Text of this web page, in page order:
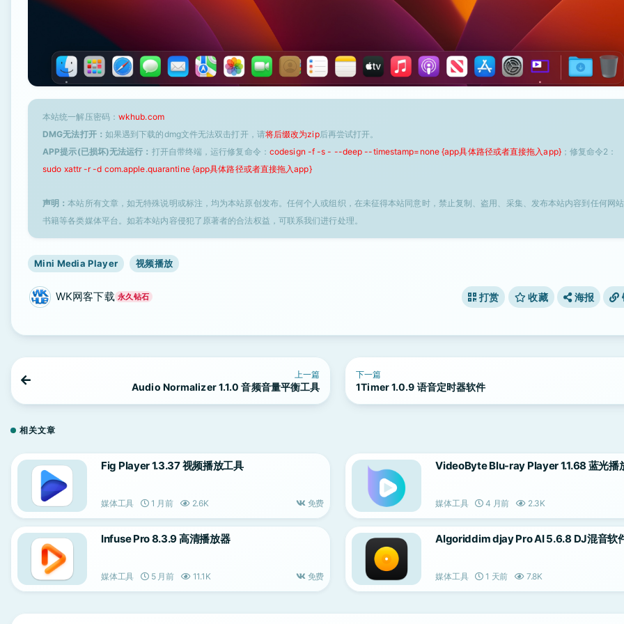
本站统一解压密码： wkhub.com
DMG无法打开： 如果遇到下载的dmg文件无法双击打开，请将后缀改为zip后再尝试打开。
APP提示(已损坏)无法运行： 打开自带终端，运行修复命令： codesign -f -s - --deep --timestamp=none {app具体路径或者直接拖入app}；修复命令2：
sudo xattr -r -d com.apple.quarantine {app具体路径或者直接拖入app}
声明：本站所有文章，如无特殊说明或标注，均为本站原创发布。任何个人或组织，在未征得本站同意时，禁止复制、盗用、采集、发布本站内容到任何网
书籍等各类媒体平台。如若本站内容侵犯了原著者的合法权益，可联系我们进行处理。
Mini Media Player 视频播放
WK网客下载 永久钻石 打赏 收藏 海报
上一篇
Audio Normalizer 1.1.0 音频音量平衡工具
下一篇
1Timer 1.0.9 语音定时器软件
相关文章
Fig Player 1.3.37 视频播放工具
媒体工具 1 月前 2.6K 免费
VideoByte Blu-ray Player 1.1.68 蓝光播
媒体工具 4 月前 2.3K
Infuse Pro 8.3.9 高清播放器
媒体工具 5 月前 11.1K 免费
Algoriddim djay Pro AI 5.6.8 DJ混音软
媒体工具 1 天前 7.8K